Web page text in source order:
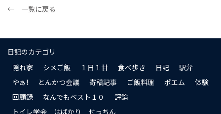
← 一覧に戻る
日記のカテゴリ
隠れ家
シメご飯 １日１甘 食べ歩き 日記
駅弁
やぁ!
とんかつ会議 寄稿記事 ご飯料理 ポエム
体験
回顧録
なんでもベスト１０
評論
トイレ学会 はばかり せっちん